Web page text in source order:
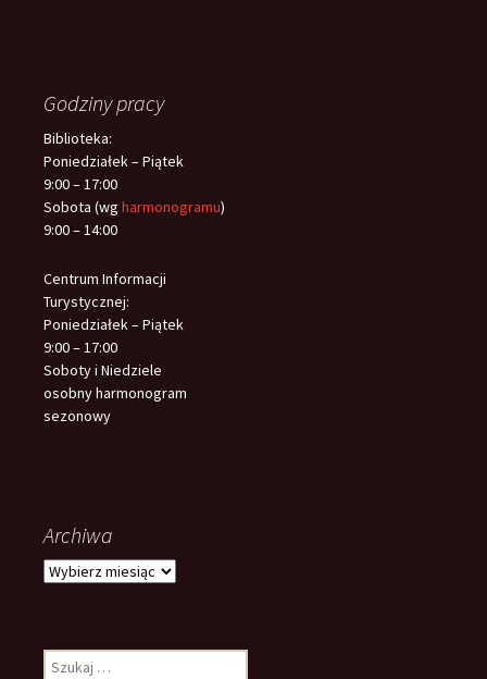
Godziny pracy
Biblioteka:
Poniedziałek – Piątek
9:00 – 17:00
Sobota (wg harmonogramu)
9:00 – 14:00
Centrum Informacji
Turystycznej:
Poniedziałek – Piątek
9:00 – 17:00
Soboty i Niedziele
osobny harmonogram
sezonowy
Archiwa
Archiwa
Szukaj: